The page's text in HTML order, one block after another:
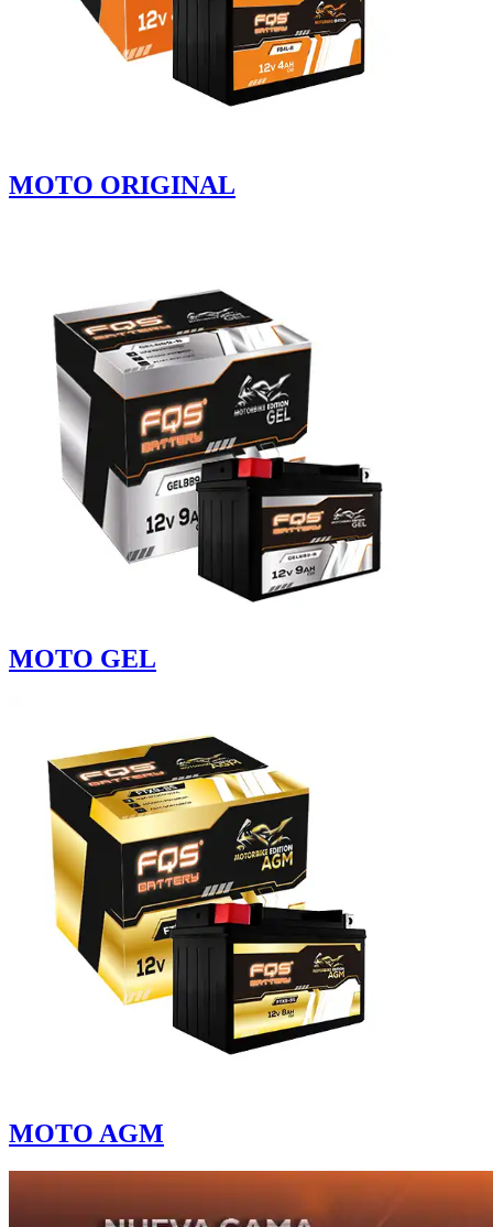
MOTO ORIGINAL
MOTO GEL
MOTO AGM